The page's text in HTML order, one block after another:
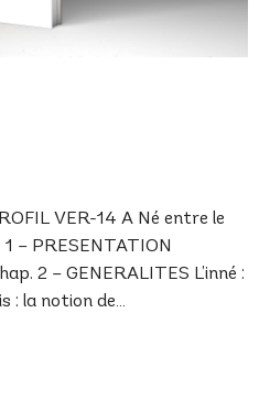
VER-14 A Né entre le
– PRESENTATION
2 – GENERALITES L’inné :
: la notion de…